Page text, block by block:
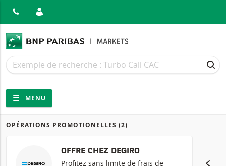
Recherche
Recherche
Navigation
Navigation sur le site
MENU
Produits
OPÉRATIONS PROMOTIONELLES (2)
OFFRE CHEZ DEGIRO
Profitez sans limite de frais de